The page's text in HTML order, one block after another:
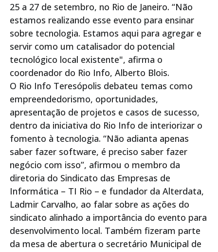
25 a 27 de setembro, no Rio de Janeiro. “Não
estamos realizando esse evento para ensinar
sobre tecnologia. Estamos aqui para agregar e
servir como um catalisador do potencial
tecnológico local existente", afirma o
coordenador do Rio Info, Alberto Blois.
O Rio Info Teresópolis debateu temas como
empreendedorismo, oportunidades,
apresentação de projetos e casos de sucesso,
dentro da iniciativa do Rio Info de interiorizar o
fomento à tecnologia. “Não adianta apenas
saber fazer software, é preciso saber fazer
negócio com isso”, afirmou o membro da
diretoria do Sindicato das Empresas de
Informática – TI Rio – e fundador da Alterdata,
Ladmir Carvalho, ao falar sobre as ações do
sindicato alinhado a importância do evento para
desenvolvimento local. Também fizeram parte
da mesa de abertura o secretário Municipal de